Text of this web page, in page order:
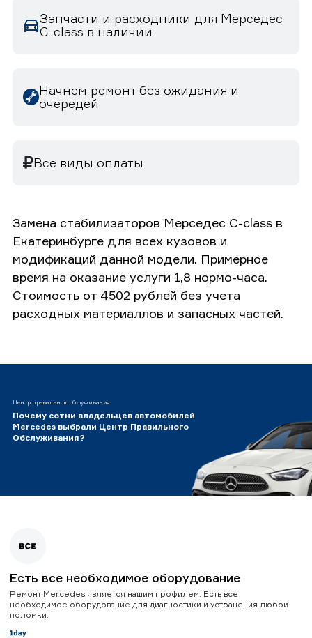
Запчасти и расходники для Мерседес
C-class в наличии
Начнем ремонт без ожидания и
очередей
Все виды оплаты
Замена стабилизаторов Мерседес C-class в
Екатеринбурге для всех кузовов и
модификаций данной модели. Примерное
время на оказание услуги 1,8 нормо-часа.
Стоимость от 4502 рублей без учета
расходных материаллов и запасных частей.
Центр правильного обслуживания
Почему сотни владельцев автомобилей
Mercedes выбрали Центр Правильного
Обслуживания?
Есть все необходимое оборудование
Ремонт Mercedes является нашим профилем. Есть все
необходимое оборудование для диагностики и устранения любой
поломки.